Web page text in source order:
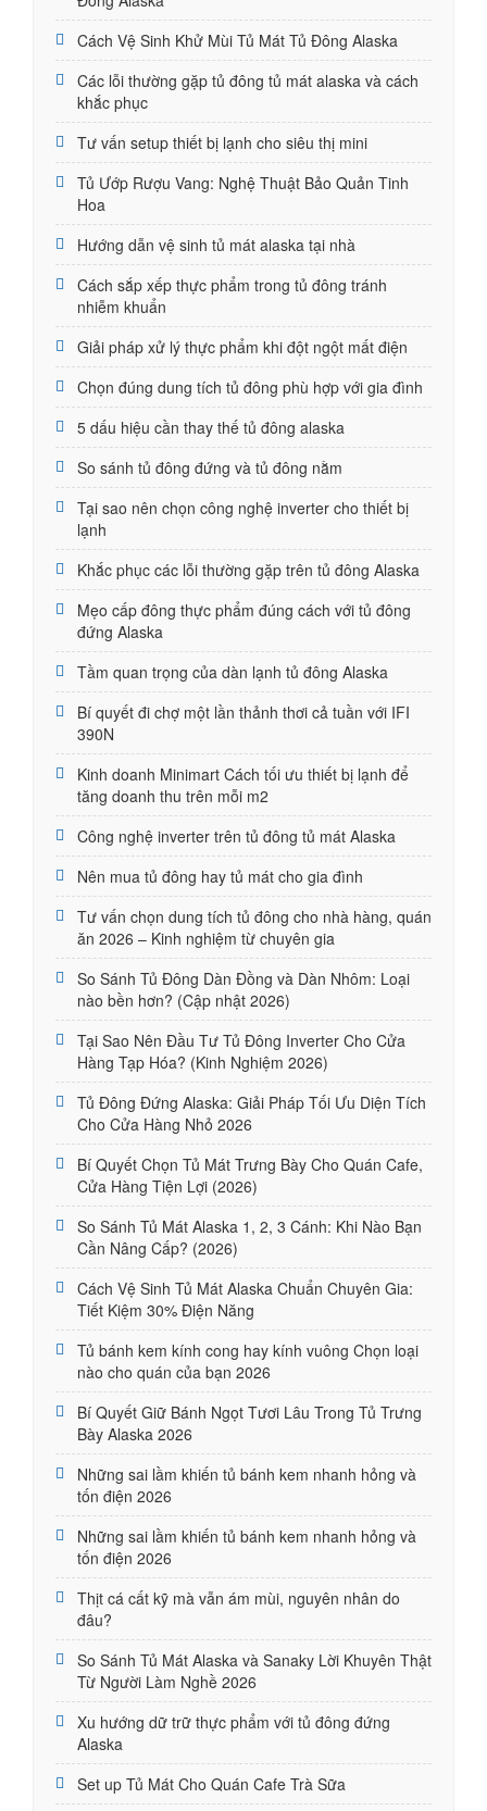
Cách Vệ Sinh Khử Mùi Tủ Mát Tủ Đông Alaska
Các lỗi thường gặp tủ đông tủ mát alaska và cách
khắc phục
Tư vấn setup thiết bị lạnh cho siêu thị mini
Tủ Ướp Rượu Vang: Nghệ Thuật Bảo Quản Tinh
Hoa
Hướng dẫn vệ sinh tủ mát alaska tại nhà
Cách sắp xếp thực phẩm trong tủ đông tránh
nhiễm khuẩn
Giải pháp xử lý thực phẩm khi đột ngột mất điện
Chọn đúng dung tích tủ đông phù hợp với gia đình
5 dấu hiệu cần thay thế tủ đông alaska
So sánh tủ đông đứng và tủ đông nằm
Tại sao nên chọn công nghệ inverter cho thiết bị
lạnh
Khắc phục các lỗi thường gặp trên tủ đông Alaska
Mẹo cấp đông thực phẩm đúng cách với tủ đông
đứng Alaska
Tầm quan trọng của dàn lạnh tủ đông Alaska
Bí quyết đi chợ một lần thảnh thơi cả tuần với IFI
390N
Kinh doanh Minimart Cách tối ưu thiết bị lạnh để
tăng doanh thu trên mỗi m2
Công nghệ inverter trên tủ đông tủ mát Alaska
Nên mua tủ đông hay tủ mát cho gia đình
Tư vấn chọn dung tích tủ đông cho nhà hàng, quán
ăn 2026 – Kinh nghiệm từ chuyên gia
So Sánh Tủ Đông Dàn Đồng và Dàn Nhôm: Loại
nào bền hơn? (Cập nhật 2026)
Tại Sao Nên Đầu Tư Tủ Đông Inverter Cho Cửa
Hàng Tạp Hóa? (Kinh Nghiệm 2026)
Tủ Đông Đứng Alaska: Giải Pháp Tối Ưu Diện Tích
Cho Cửa Hàng Nhỏ 2026
Bí Quyết Chọn Tủ Mát Trưng Bày Cho Quán Cafe,
Cửa Hàng Tiện Lợi (2026)
So Sánh Tủ Mát Alaska 1, 2, 3 Cánh: Khi Nào Bạn
Cần Nâng Cấp? (2026)
Cách Vệ Sinh Tủ Mát Alaska Chuẩn Chuyên Gia:
Tiết Kiệm 30% Điện Năng
Tủ bánh kem kính cong hay kính vuông Chọn loại
nào cho quán của bạn 2026
Bí Quyết Giữ Bánh Ngọt Tươi Lâu Trong Tủ Trưng
Bày Alaska 2026
Những sai lầm khiến tủ bánh kem nhanh hỏng và
tốn điện 2026
Những sai lầm khiến tủ bánh kem nhanh hỏng và
tốn điện 2026
Thịt cá cất kỹ mà vẫn ám mùi, nguyên nhân do
đâu?
So Sánh Tủ Mát Alaska và Sanaky Lời Khuyên Thật
Từ Người Làm Nghề 2026
Xu hướng dữ trữ thực phẩm với tủ đông đứng
Alaska
Set up Tủ Mát Cho Quán Cafe Trà Sữa